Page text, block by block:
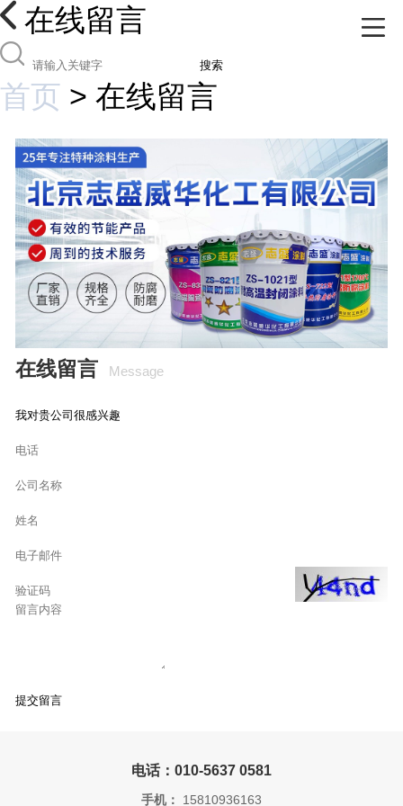
在线留言
搜索
首页 > 在线留言
在线留言 Message
电话：010-5637 0581
手机： 15810936163